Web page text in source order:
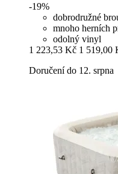
-19%
dobrodružné
mnoho herních
odolný vinyl
1 223,53 Kč 1 519,00
Doručení do 12. srpna